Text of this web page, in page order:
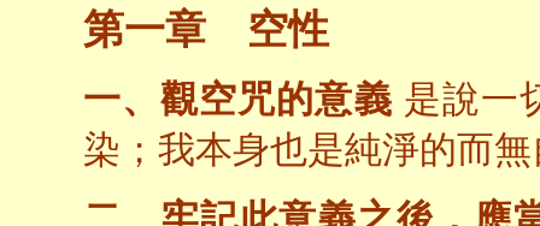
第一章 空性
一、觀空咒的意義 是說一
染；我本身也是純淨的而